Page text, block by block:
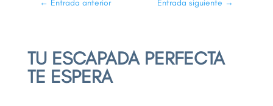
← Entrada anterior Entrada siguiente →
TU ESCAPADA PERFECTA
TE ESPERA